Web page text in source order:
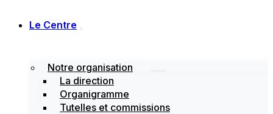
Le Centre
Notre organisation
La direction
Organigramme
Tutelles et commissions